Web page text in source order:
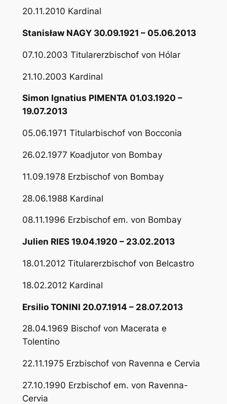
20.11.2010 Kardinal
Stanisław NAGY 30.09.1921 – 05.06.2013
07.10.2003 Titularerzbischof von Hólar
21.10.2003 Kardinal
Simon Ignatius PIMENTA 01.03.1920 –
19.07.2013
05.06.1971 Titularbischof von Bocconia
26.02.1977 Koadjutor von Bombay
11.09.1978 Erzbischof von Bombay
28.06.1988 Kardinal
08.11.1996 Erzbischof em. von Bombay
Julien RIES 19.04.1920 – 23.02.2013
18.01.2012 Titularerzbischof von Belcastro
18.02.2012 Kardinal
Ersilio TONINI 20.07.1914 – 28.07.2013
28.04.1969 Bischof von Macerata e
Tolentino
22.11.1975 Erzbischof von Ravenna e Cervia
27.10.1990 Erzbischof em. von Ravenna-
Cervia